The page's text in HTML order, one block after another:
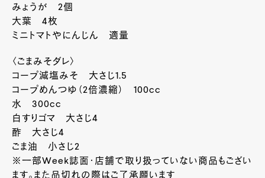
みょうが 2個
大葉 4枚
ミニトマトやにんじん 適量
〈ごまみそダレ〉
コープ減塩みそ 大さじ1.5
コープめんつゆ（2倍濃縮） 100cc
水 300cc
白すりゴマ 大さじ4
酢 大さじ4
ごま油 小さじ2
※一部Week誌面・店舗で取り扱っていない商品もござい
ます。また品切れの際はご了承願います